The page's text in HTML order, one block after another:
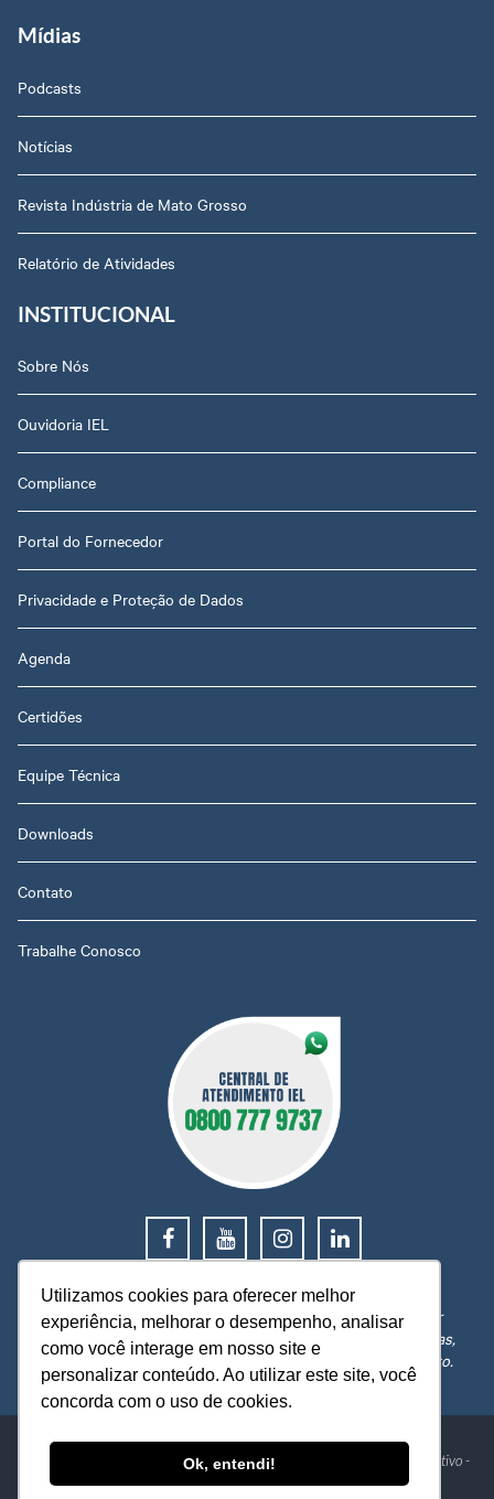
Utilizamos cookies para oferecer melhor
experiência, melhorar o desempenho, analisar
como você interage em nosso site e
personalizar conteúdo. Ao utilizar este site, você
concorda com o uso de cookies.
Ok, entendi!
Mídias
Podcasts
Notícias
Revista Indústria de Mato Grosso
Relatório de Atividades
INSTITUCIONAL
Sobre Nós
Ouvidoria IEL
Compliance
Portal do Fornecedor
Privacidade e Proteção de Dados
Agenda
Certidões
Equipe Técnica
Downloads
Contato
Trabalhe Conosco
0800 777 9737
O IEL MT está a sua disposição, pronto para esclarecer
dúvidas, receber reclamações, sugestões e firmar parcerias,
visando sempre oferecer melhores serviços e atendimento.
IEL - Instituto Euvaldo Lodi Núcleo de Mato Grosso
Av. Historiador Rubens de Mendonça, 4193 - Centro Político Administrativo -